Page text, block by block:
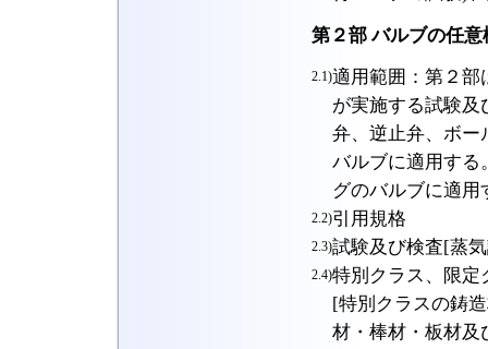
第２部 バルブの任意
2.1)適用範囲：第２部
が実施する試験及
弁、逆止弁、ボー
バルブに適用する
グのバルブに適
2.2)引用規格
2.3)試験及び検査[蒸
2.4)特別クラス、限定
[特別クラスの鋳
材・棒材・板材及